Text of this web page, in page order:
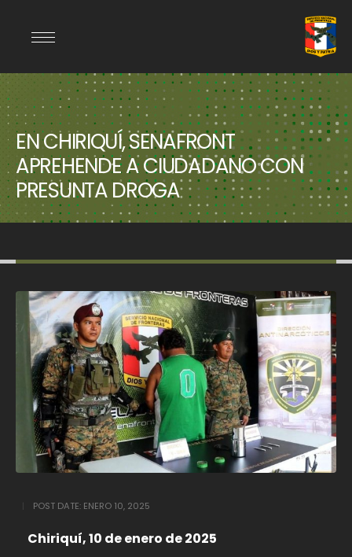
EN CHIRIQUÍ, SENAFRONT
APREHENDE A CIUDADANO CON
PRESUNTA DROGA
POST DATE: ENERO 10, 2025
Chiriquí, 10 de enero de 2025